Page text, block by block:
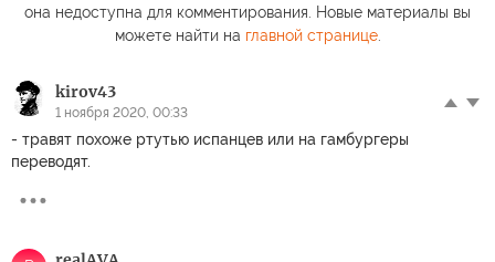
она недоступна для комментирования. Новые материалы вы
можете найти на главной странице.
kirov43
1 ноября 2020, 00:33
- травят похоже ртутью испанцев или на гамбургеры
переводят.